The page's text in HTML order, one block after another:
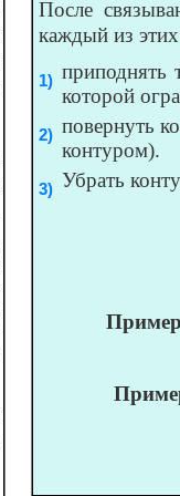
После
каждый из
приподнять
которой
повернуть
контуром).
Убрать